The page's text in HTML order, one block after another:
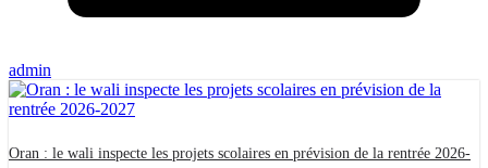
admin
Oran : le wali inspecte les projets scolaires en prévision de la rentrée 2026-